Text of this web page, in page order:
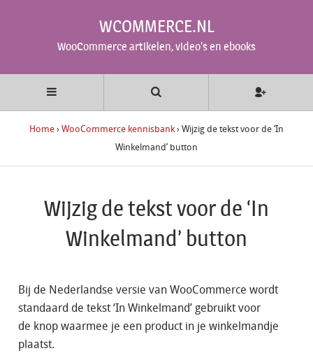
WCOMMERCE.NL
WooCommerce artikelen, video's en ebooks
Home › WooCommerce kennisbank› Wijzig de tekst voor de ‘In
Winkelmand’ button
Wijzig de tekst voor de ‘In
Winkelmand’ button
Bij de Nederlandse versie van WooCommerce wordt
standaard de tekst ‘In Winkelmand’ gebruikt voor
de knop waarmee je een product in je winkelmandje
plaatst.